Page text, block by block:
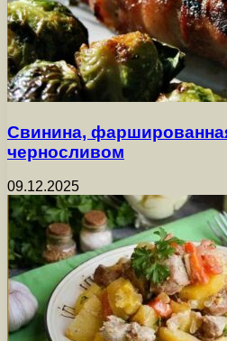
Свинина,
черносливом
09.12.2025